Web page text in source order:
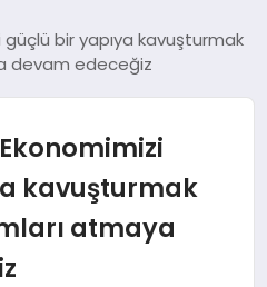
güçlü bir yapıya kavuşturmak
devam edeceğiz
kavuşturmak
atmaya